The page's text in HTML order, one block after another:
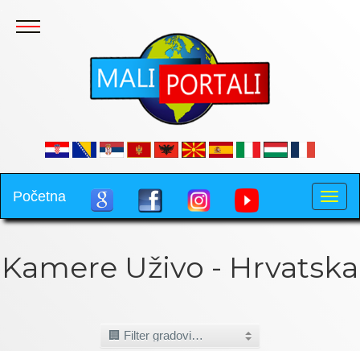
Toggle
Početna
Kamere Uživo - Hrvatska